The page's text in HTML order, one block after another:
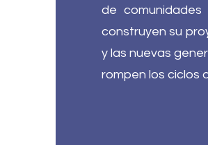
de
construyen su
y las nuevas
rompen los ciclos